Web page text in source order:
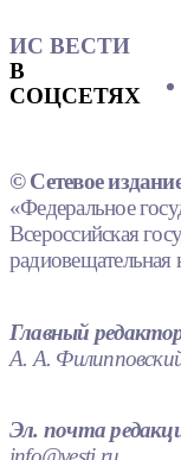
ИС ВЕСТИ
В
СОЦСЕТЯХ
© Сетевое
«Федеральное
Всероссийская
Главный
А. А.
Эл. почта